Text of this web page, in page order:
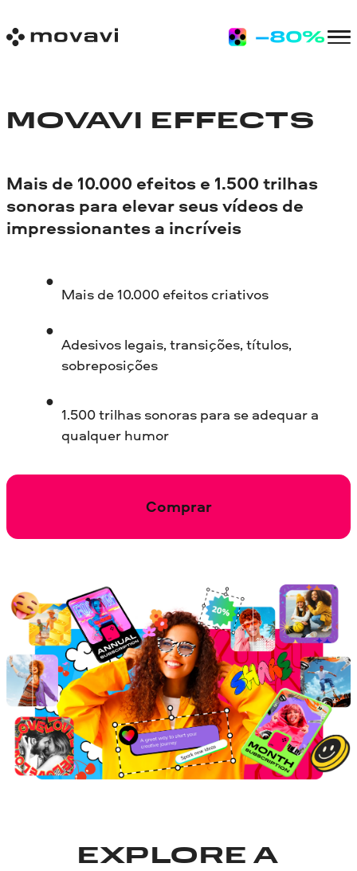
MOVAVI EFFECTS
Mais de 10.000 efeitos e 1.500 trilhas
sonoras para elevar seus vídeos de
impressionantes a incríveis
Mais de 10.000 efeitos criativos
Adesivos legais, transições, títulos,
sobreposições
1.500 trilhas sonoras para se adequar a
qualquer humor
Comprar
EXPLORE A